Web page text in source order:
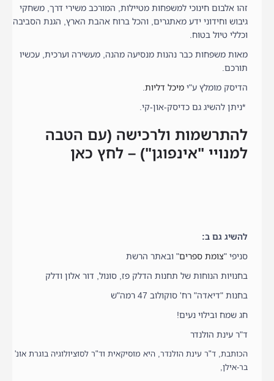
זהו אלבום חינוכי למשפחות מטיילות, המורכב משירי דרך, משחקי
גיבוש וחידוני ידע מאתגרים, והכל ברוח אהבת הארץ, הגנת הסביבה
וכללי טיול בטוח.
מאות משפחות כבר נהנות מנסיעה מהנה, מעשירה וערכית, עכשיו
תורכם.
הדיסק מומלץ ע"י מיכל דליות.
*ניתן להשיג גם כדיסק-און-קי.
להתרשמות ולרכישה (עם הטבה
למנויי "אינפוגן") – לחץ כאן
להשיג גם ב:
סניפי "צומת ספרים" ובאתר הרשת
בחנויות הנוחות של תחנות הדלק פז, סונול, דור אלון ודלק
בחנות "דיאדה" רח' סוקולוב 47 רמה"ש
חג שמח ובילוי נעים!
ד"ר עינת הולנדר
הכותבת, ד"ר עינת הולנדר, היא מוסיקאית וד"ר לסוציולוגיה בוגרת אונ'
בר-אילן,